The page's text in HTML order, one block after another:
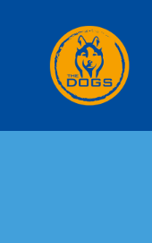
DOGS